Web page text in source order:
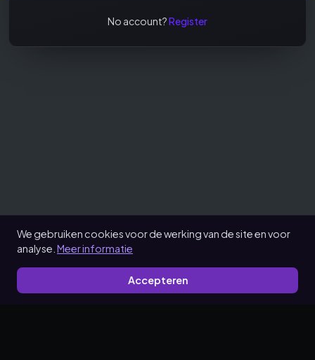
No account?Register
We gebruiken cookies voor de werking van de site en voor
analyse. Meer informatie
Accepteren